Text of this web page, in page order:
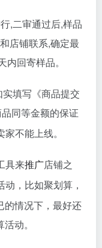
,二审通过后,样品
店铺联系,确定最
回寄样品。
填写《商品提交
同等金额的保证
不能上线。
具来推广店铺之
动，比如聚划算，
的情况下，最好还
动。